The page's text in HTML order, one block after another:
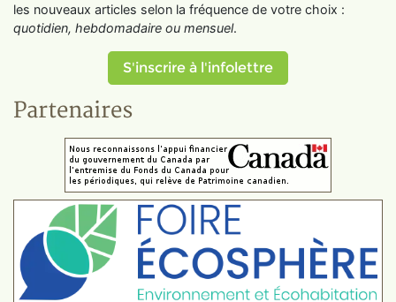
les nouveaux articles selon la fréquence de votre choix :
quotidien, hebdomadaire ou mensuel.
S'inscrire à l'infolettre
Partenaires